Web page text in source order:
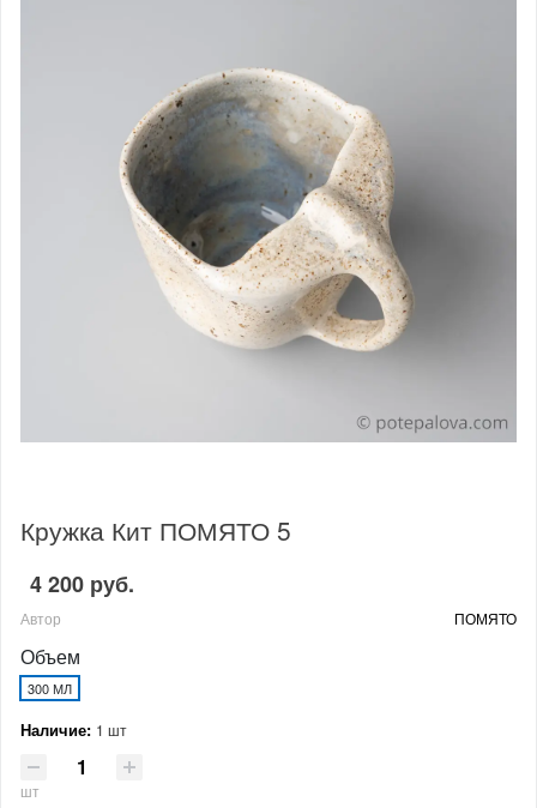
Кружка Кит ПОМЯТО 5
4 200 руб.
Автор ПОМЯТО
Объем
300 МЛ
Наличие: 1 шт
шт